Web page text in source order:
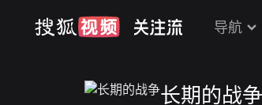
导航
长期的战争